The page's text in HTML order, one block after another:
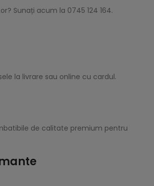
Sunați acum la 0745 124 164.
la livrare sau online cu cardul.
de calitate premium pentru